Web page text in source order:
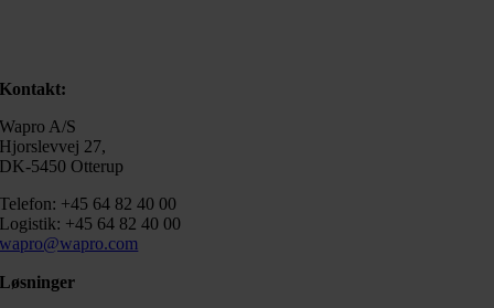
Kontakt:
Wapro A/S
Hjorslevvej 27,
DK-5450 Otterup
Telefon: +45 64 82 40 00
Logistik: +45 64 82 40 00
wapro@wapro.com
Løsninger